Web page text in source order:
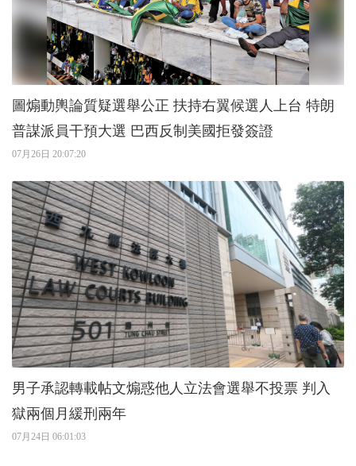
圖煽動輿論質疑選舉公正 扶持右翼候選人上台 特朗
普謀派員干預大選 巴西反制美國拒發簽證
07月26日 20:07:20
男子承認轉載帖文煽惑他人立法會選舉不投票 判入
獄兩個月緩刑兩年
07月24日 06:01:03